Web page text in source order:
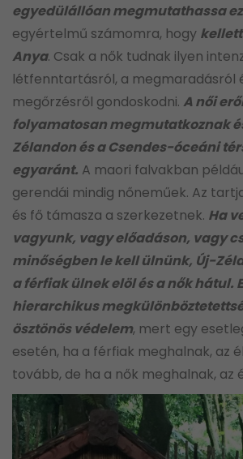
egyedülállóan megmutathassa
egyértelmű számomra, hogy
Anya. Csak a nők tudnak ilyen
létfenntartásról, a megmaradásról
megőrzésről gondoskodni. A női
folyamatosan megmutatkoznak
Zélandon és a Csendes-óceáni
egyaránt. A maori falvakban
gerendái mindig nőneműek. Az
és fő támasza a szerkezetnek. Ha
vagyunk, vagy előadáson, vagy
minőségben le kell ülnünk, Új-
a férfiak ülnek elöl és a nők hátul.
hierarchikus
ösztönös védelem, mert egy
esetén, ha a férfiak meghalnak, az
tovább, de ha a nők meghalnak, az